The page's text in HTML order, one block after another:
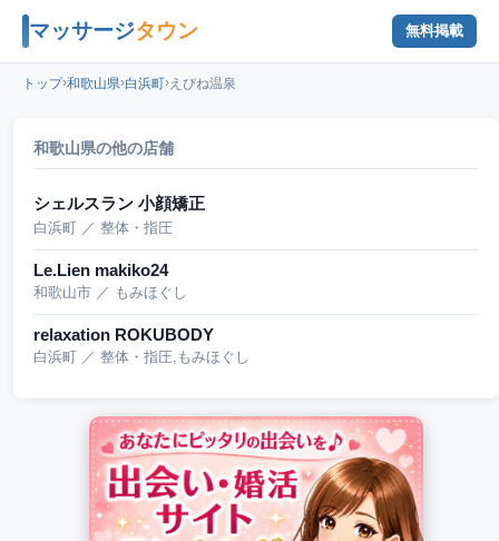
マッサージタウン 無料掲載
トップ›和歌山県›白浜町›えびね温泉
和歌山県の他の店舗
シェルスラン 小顔矯正
白浜町 ／ 整体・指圧
Le.Lien makiko24
和歌山市 ／ もみほぐし
relaxation ROKUBODY
白浜町 ／ 整体・指圧,もみほぐし